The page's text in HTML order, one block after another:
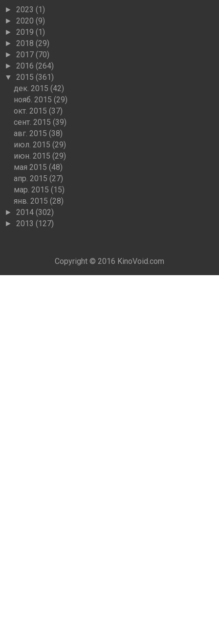
► 2023 (1)
► 2020 (9)
► 2019 (1)
► 2018 (29)
► 2017 (70)
► 2016 (264)
▼ 2015 (361)
дек. 2015(42)
нояб. 2015(29)
окт. 2015(37)
сент. 2015(39)
авг. 2015(38)
июл. 2015(29)
июн. 2015(29)
мая 2015(48)
апр. 2015(27)
мар. 2015(15)
янв. 2015(28)
► 2014 (302)
► 2013 (127)
Copyright © 2016 KinoVoid.com